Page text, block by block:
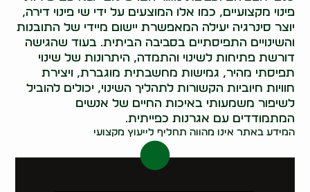
פינוי מקצועיים, כמו אלו המוצעים על ידי שי פינוי דירה,
יוצר סינרגיה יעילה המאפשרת יישום מיידי של התובנות
והשינויים התפיסתיים בסביבה הביתית. בעוד שהגישה
דורשת פתיחות לשינוי והתמדה, היתרונות של שינוי
תפיסתי מהיר, גמישות מחשבתית מוגברת, ויצירת
חוויות חיוביות הקשורות לתהליך השינוי, יכולים להוביל
לשיפור משמעותי באיכות החיים של אנשים
המתמודדים עם אגרנות כפייתית.
המידע באתר אינו מהווה תחליף לייעוץ מקצועי